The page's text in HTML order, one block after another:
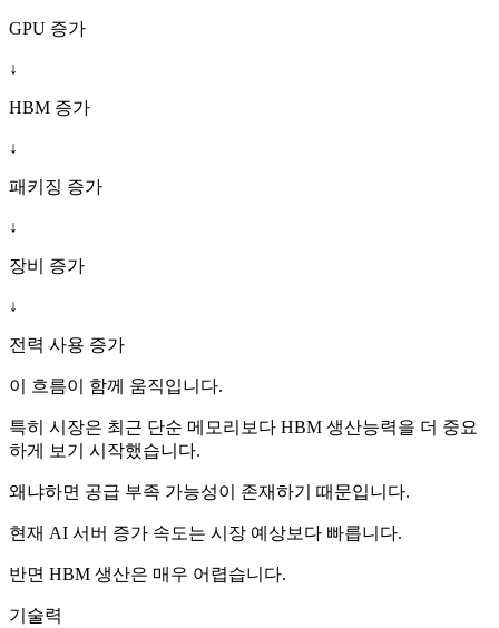
GPU 증가
↓
HBM 증가
↓
패키징 증가
↓
장비 증가
↓
전력 사용 증가
이 흐름이 함께 움직입니다.
특히 시장은 최근 단순 메모리보다 HBM 생산능력을 더 중요
하게 보기 시작했습니다.
왜냐하면 공급 부족 가능성이 존재하기 때문입니다.
현재 AI 서버 증가 속도는 시장 예상보다 빠릅니다.
반면 HBM 생산은 매우 어렵습니다.
기술력